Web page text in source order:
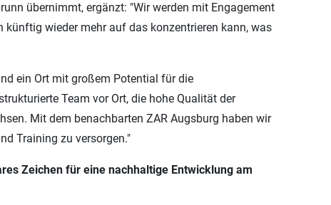
übernimmt, ergänzt: "Wir werden mit Engagement
wieder mehr auf das konzentrieren kann, was
ein Ort mit großem Potential für die
Team vor Ort, die hohe Qualität der
Mit dem benachbarten ZAR Augsburg haben wir
Training zu versorgen."
Zeichen für eine nachhaltige Entwicklung am